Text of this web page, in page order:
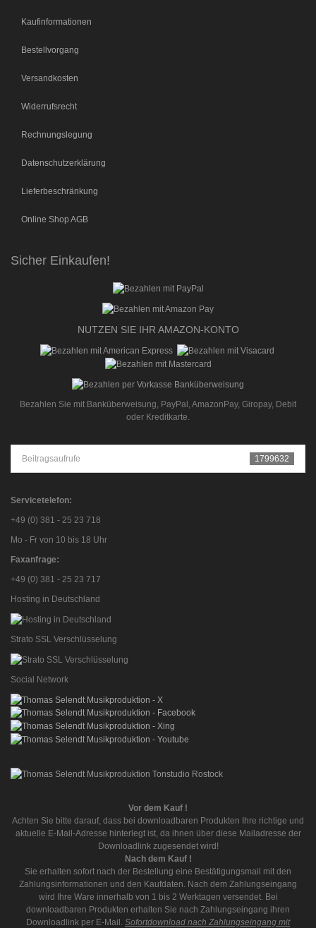
Kaufinformationen
Bestellvorgang
Versandkosten
Widerrufsrecht
Rechnungslegung
Datenschutzerklärung
Lieferbeschränkung
Online Shop AGB
Sicher Einkaufen!
NUTZEN SIE IHR AMAZON-KONTO
Bezahlen Sie mit Banküberweisung, PayPal, AmazonPay, Giropay, Debit
oder Kreditkarte.
Beitragsaufrufe 1799632
Servicetelefon:
+49 (0) 381 - 25 23 718
Mo - Fr von 10 bis 18 Uhr
Faxanfrage:
+49 (0) 381 - 25 23 717
Hosting in Deutschland
Strato SSL Verschlüsselung
Social Network
Vor dem Kauf !
Achten Sie bitte darauf, dass bei downloadbaren Produkten Ihre richtige und
aktuelle E-Mail-Adresse hinterlegt ist, da ihnen über diese Mailadresse der
Downloadlink zugesendet wird!
Nach dem Kauf !
Sie erhalten sofort nach der Bestellung eine Bestätigungsmail mit den
Zahlungsinformationen und den Kaufdaten. Nach dem Zahlungseingang
wird Ihre Ware innerhalb von 1 bis 2 Werktagen versendet. Bei
downloadbaren Produkten erhalten Sie nach Zahlungseingang ihren
Downloadlink per E-Mail. Sofortdownload nach Zahlungseingang mit